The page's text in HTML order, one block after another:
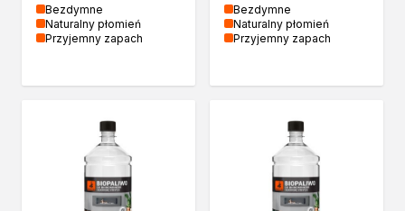
Malowanie, ochrona i dekoracja
Bejce
Masy szpachlowe do drewna
Lakiery dekoracyjne
Żywica epoksydowa
Farby żaroodporne
Bezdymne
Naturalny płomień
Przyjemny zapach
Bezdymne
Naturalny płomień
Przyjemny zapach